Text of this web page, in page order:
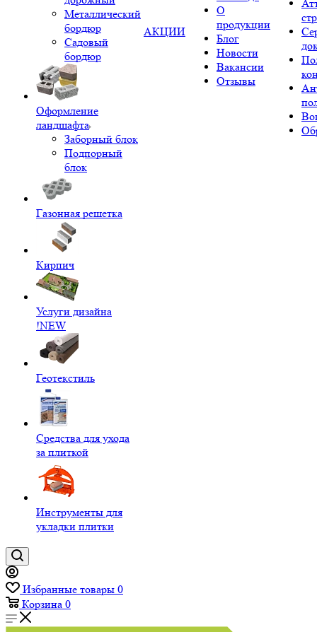
Металлический
бордюр
Садовый
бордюр
Оформление
ландшафта
Заборный блок
Подпорный
блок
Газонная решетка
Кирпич
Услуги дизайна
!NEW
Геотекстиль
Средства для ухода
за плиткой
Инструменты для
укладки плитки
АКЦИИ
О
продукции
Блог
Новости
Вакансии
Отзывы
Избранные товары 0
Корзина 0